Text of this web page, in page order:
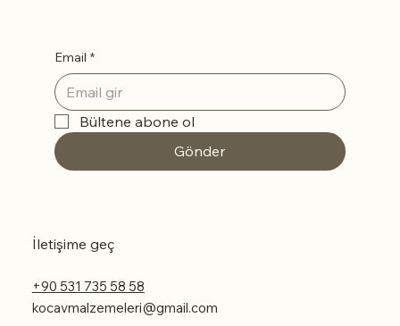
Email *
Bültene abone ol
Gönder
İletişime geç
+90 531 735 58 58
kocavmalzemeleri@gmail.com